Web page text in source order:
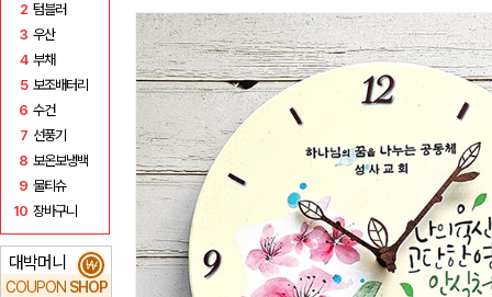
2 텀블러
3 우산
4 부채
5 보조배터리
6 수건
7 선풍기
8 보온보냉백
9 물티슈
10 장바구니
대박머니
COUPON SHOP
₩